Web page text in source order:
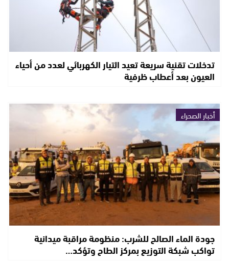
تدخلات تقنية سريعة تعيد التيار الكهربائي لعدد من أحياء
العيون بعد أعطاب ظرفية
أخبار الصحراء
جودة الماء الصالح للشرب: منظومة مراقبة ميدانية
تواكب شبكة التوزيع بمركز الطاح وتؤكد…